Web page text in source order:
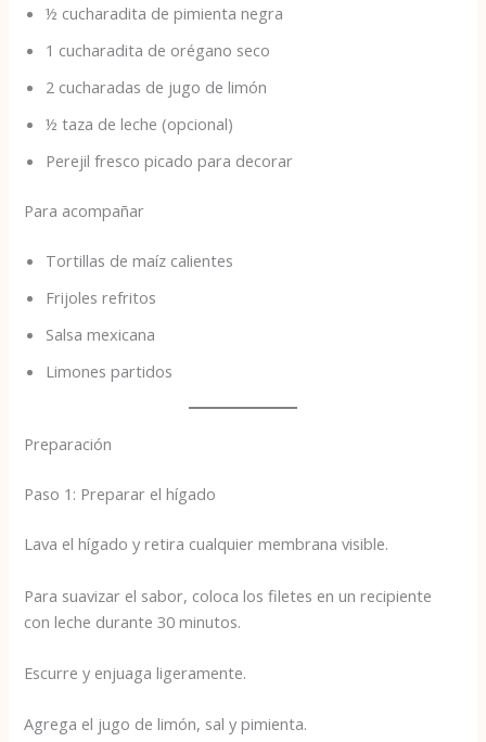
½ cucharadita de pimienta negra
1 cucharadita de orégano seco
2 cucharadas de jugo de limón
½ taza de leche (opcional)
Perejil fresco picado para decorar
Para acompañar
Tortillas de maíz calientes
Frijoles refritos
Salsa mexicana
Limones partidos
Preparación
Paso 1: Preparar el hígado
Lava el hígado y retira cualquier membrana visible.
Para suavizar el sabor, coloca los filetes en un recipiente
con leche durante 30 minutos.
Escurre y enjuaga ligeramente.
Agrega el jugo de limón, sal y pimienta.